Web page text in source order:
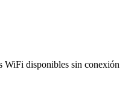
WiFi disponibles sin conexión